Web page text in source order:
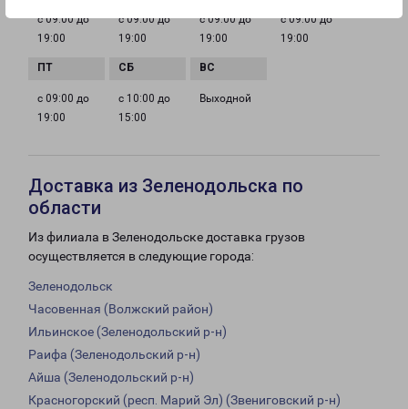
с 09:00 до
19:00
с 09:00 до
19:00
с 09:00 до
19:00
с 09:00 до
19:00
с 09:00 до
19:00
с 10:00 до
15:00
Выходной
Доставка из Зеленодольска по
области
Из филиала в Зеленодольске доставка грузов
осуществляется в следующие города:
Зеленодольск
Часовенная (Волжский район)
Ильинское (Зеленодольский р-н)
Раифа (Зеленодольский р-н)
Айша (Зеленодольский р-н)
Красногорский (респ. Марий Эл) (Звениговский р-н)